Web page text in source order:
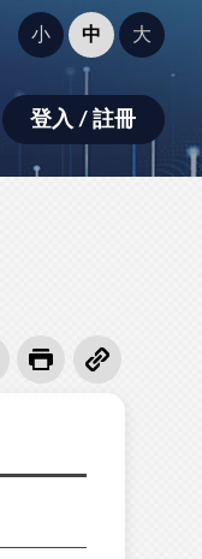
字
型
小：
小 中 大
登入 / 註冊